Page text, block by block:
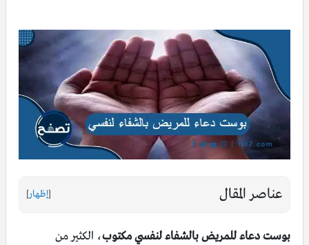
عناصر المقال [إظهار]
بوست دعاء للمريض بالشفاء لنفسي مكتوب، الكثير من